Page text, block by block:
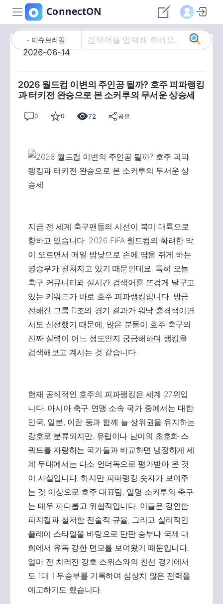
이슈브리핑
2026-06-14
2026 월드컵 이변의 주인공 될까? 호주 피파랭킹
과 터키전 완승으로 본 소커루의 무서운 상승세
0 0 72 공유
지금 전 세계 축구팬들의 시선이 북미 대륙으로
향하고 있습니다. 2026 FIFA 월드컵의 화려한 막
이 오르면서 매일 밤낮으로 손에 땀을 쥐게 하는
명승부가 펼쳐지고 있기 때문인데요. 특히 오늘
축구 커뮤니티와 실시간 검색어를 뜨겁게 달구고
있는 키워드가 바로 호주 피파랭킹입니다. 방금
전해진 그룹 D조의 경기 결과가 워낙 충격적이면
서도 신선했기 때문에, 많은 분들이 호주 축구의
진짜 실력이 어느 정도인지 궁금해하며 랭킹을
검색해보고 계시는 것 같습니다.
현재 공식적인 호주의 피파랭킹은 세계 27위입
니다. 아시아 축구 연맹 소속 국가 중에서는 대한
민국, 일본, 이란 등과 함께 늘 상위권을 유지하는
강호로 분류되지만, 유럽이나 남미의 초호화 스
쿼드를 자랑하는 국가들과 비교하면 냉정하게 세
계 무대에서는 다소 언더독으로 평가받아 온 것
이 사실입니다. 하지만 피파랭킹 숫자가 보여주
는 것 이상으로 호주 대표팀, 일명 소커루의 축구
는 매우 까다롭고 위협적입니다. 이들은 강인한
피지컬과 철저한 전술적 규율, 그리고 실리적인
플레이 스타일을 바탕으로 단판 승부나 국제 대
회에서 유독 강한 면모를 보여왔기 때문입니다.
얼마 전 치러진 강호 스위스와의 친선 경기에서
도 1대 1 무승부를 기록하며 심상치 않은 전력을
예고하기도 했습니다.